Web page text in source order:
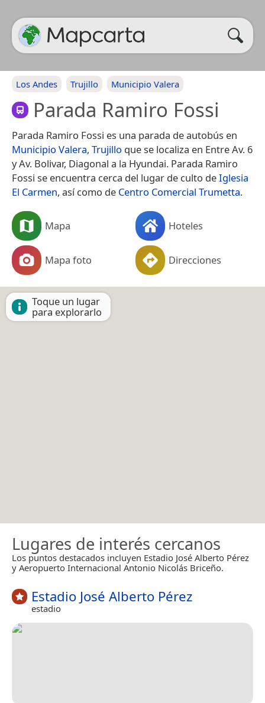
Los Andes Trujillo Municipio Valera
Parada Ramiro Fossi
Parada Ramiro Fossi es una parada de autobús en
Municipio Valera, Trujillo que se localiza en Entre Av. 6
y Av. Bolivar, Diagonal a la Hyundai. Parada Ramiro
Fossi se encuentra cerca del lugar de culto deIglesia
El Carmen, así como de Centro Comercial Trumetta.
Mapa Hoteles
Mapa foto Direcciones
Toque un lugar
para explorarlo
Lugares de interés cercanos
Los puntos destacados incluyen Estadio José Alberto Pérez
y Aeropuerto Internacional Antonio Nicolás Briceño.
Estadio José Alberto Pérez
estadio